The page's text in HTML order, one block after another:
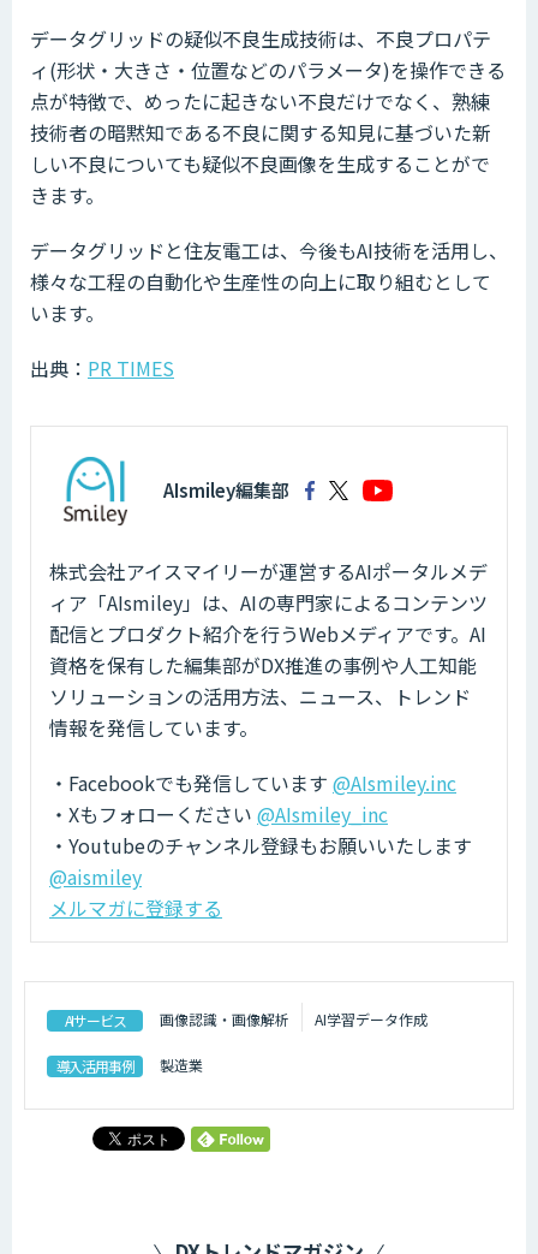
データグリッドの疑似不良生成技術は、不良プロパテ
ィ(形状・大きさ・位置などのパラメータ)を操作できる
点が特徴で、めったに起きない不良だけでなく、熟練
技術者の暗黙知である不良に関する知見に基づいた新
しい不良についても疑似不良画像を生成することがで
きます。
データグリッドと住友電工は、今後もAI技術を活用し、
様々な工程の自動化や生産性の向上に取り組むとして
います。
出典： PR TIMES
AIsmiley編集部
株式会社アイスマイリーが運営するAIポータルメデ
ィア「AIsmiley」は、AIの専門家によるコンテンツ
配信とプロダクト紹介を行うWebメディアです。AI
資格を保有した編集部がDX推進の事例や人工知能
ソリューションの活用方法、ニュース、トレンド
情報を発信しています。
・Facebookでも発信しています @AIsmiley.inc
・Xもフォローください @AIsmiley_inc
・Youtubeのチャンネル登録もお願いいたします
@aismiley
メルマガに登録する
AIサービス 画像認識・画像解析 AI学習データ作成
導入活用事例 製造業